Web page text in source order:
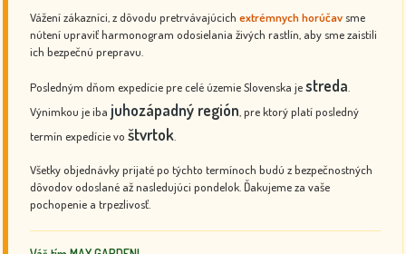
Vážení zákazníci, z dôvodu pretrvávajúcich extrémnych horúčav sme
nútení upraviť harmonogram odosielania živých rastlín, aby sme zaistili
ich bezpečnú prepravu.
Posledným dňom expedície pre celé územie Slovenska jestreda
Výnimkou je iba juhozápadný región , pre ktorý platí posledný
termín expedície vo štvrtok
Všetky objednávky prijaté po týchto termínoch budú z bezpečnostných
dôvodov odoslané až nasledujúci pondelok. Ďakujeme za vaše
pochopenie a trpezlivosť.